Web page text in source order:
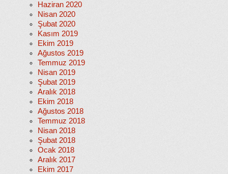
Haziran 2020
Nisan 2020
Şubat 2020
Kasım 2019
Ekim 2019
Ağustos 2019
Temmuz 2019
Nisan 2019
Şubat 2019
Aralık 2018
Ekim 2018
Ağustos 2018
Temmuz 2018
Nisan 2018
Şubat 2018
Ocak 2018
Aralık 2017
Ekim 2017